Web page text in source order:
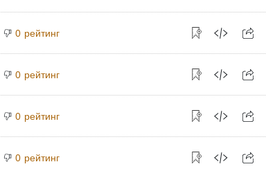
0 рейтинг
0 рейтинг
0 рейтинг
0 рейтинг